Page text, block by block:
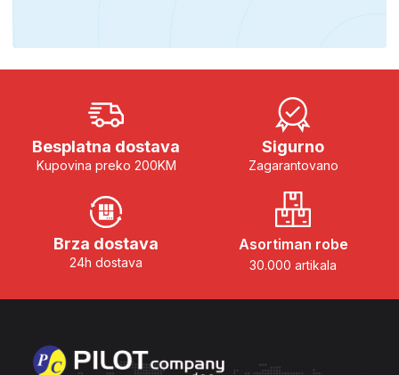
Besplatna dostava
Kupovina preko 200KM
Sigurno
Zagarantovano
Brza dostava
24h dostava
Asortiman robe
30.000 artikala